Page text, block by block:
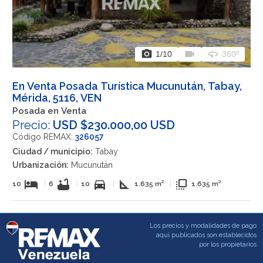
photo_camera 1/10 videocam 360 360º
En Venta Posada Turística Mucunután, Tabay,
Mérida, 5116, VEN
Posada en Venta
Precio: USD $230.000,00 USD
Código REMAX: 326057
Ciudad / municipio: Tabay
Urbanización: Mucunután
10 hotel 6 bathtub 10 directions_car square_foot 1.635 m² flip_to_front 1.635 m²
Los precios y modalidades de pago
aqui publicados son establecidos
por los propietarios